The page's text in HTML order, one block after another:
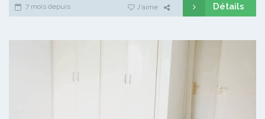
7 mois depuis J'aime Détails